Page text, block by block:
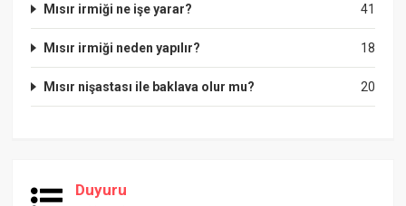
41
Mısır irmiği ne işe yarar?
18
Mısır irmiği neden yapılır?
20
Mısır nişastası ile baklava olur mu?
Duyuru